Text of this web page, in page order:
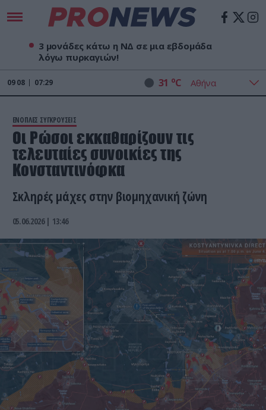
3 μονάδες κάτω η ΝΔ σε μια εβδομάδα
λόγω πυρκαγιών!
09 08 07:29 31 oC
ΕΝΟΠΛΕΣ ΣΥΓΚΡΟΥΣΕΙΣ
Οι Ρώσοι εκκαθαρίζουν τις
τελευταίες συνοικίες της
Κονσταντινόφκα
Σκληρές μάχες στην βιομηχανική ζώνη
05.06.2026 | 13:46